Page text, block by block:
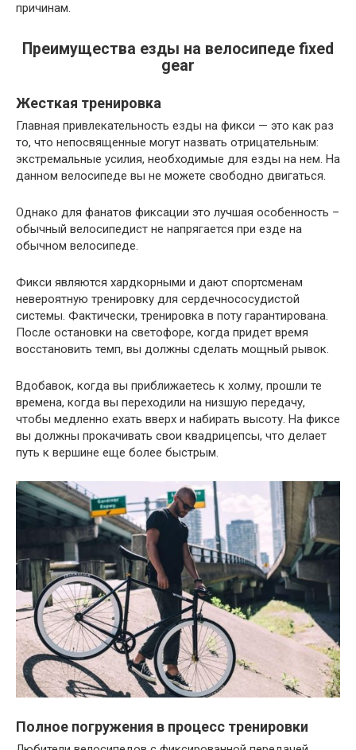
причинам.
Преимущества езды на велосипеде fixed
gear
Жесткая тренировка
Главная привлекательность езды на фикси — это как раз
то, что непосвященные могут назвать отрицательным:
экстремальные усилия, необходимые для езды на нем. На
данном велосипеде вы не можете свободно двигаться.
Однако для фанатов фиксации это лучшая особенность –
обычный велосипедист не напрягается при езде на
обычном велосипеде.
Фикси являются хардкорными и дают спортсменам
невероятную тренировку для сердечнососудистой
системы. Фактически, тренировка в поту гарантирована.
После остановки на светофоре, когда придет время
восстановить темп, вы должны сделать мощный рывок.
Вдобавок, когда вы приближаетесь к холму, прошли те
времена, когда вы переходили на низшую передачу,
чтобы медленно ехать вверх и набирать высоту. На фиксе
вы должны прокачивать свои квадрицепсы, что делает
путь к вершине еще более быстрым.
Полное погружения в процесс тренировки